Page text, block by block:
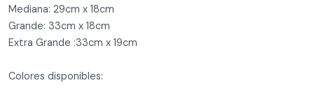
Mediana: 29cm x 18cm
Grande: 33cm x 18cm
Extra Grande :33cm x 19cm
Colores disponibles: